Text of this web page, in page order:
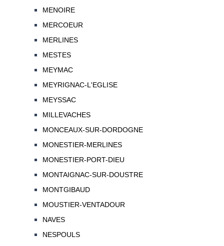
MENOIRE
MERCOEUR
MERLINES
MESTES
MEYMAC
MEYRIGNAC-L'EGLISE
MEYSSAC
MILLEVACHES
MONCEAUX-SUR-DORDOGNE
MONESTIER-MERLINES
MONESTIER-PORT-DIEU
MONTAIGNAC-SUR-DOUSTRE
MONTGIBAUD
MOUSTIER-VENTADOUR
NAVES
NESPOULS